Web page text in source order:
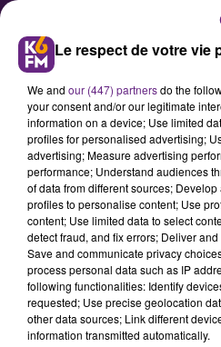
Dijon fête la
22 mai !
Le Jardin des
accueille pour la
consécutive la
dimanche 22 mai.
Le respect de votre vie
We and our (447) partnersdo the
your consent and/or our legitimate
information on a device; Use limited
profiles for personalised advertising;
advertising; Measure advertising
performance; Understand audiences
of data from different sources;
profiles to personalise content; Use
content; Use limited data to select
detect fraud, and fix errors; Deliver
Save and communicate privacy
process personal data such as IP
following functionalities: Identify
requested; Use precise geolocation
other data sources; Link different
information transmitted automatically.